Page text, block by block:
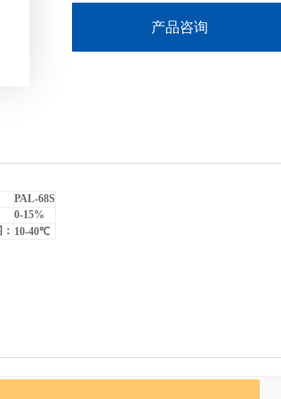
产品咨询
PAL-68S
0-15%
10-40℃